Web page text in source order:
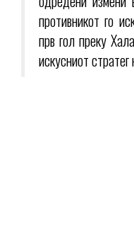
противникот го
прв гол преку
искусниот